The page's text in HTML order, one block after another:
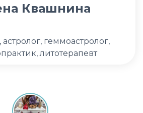
Квашнина
геммоастролог,
литотерапевт